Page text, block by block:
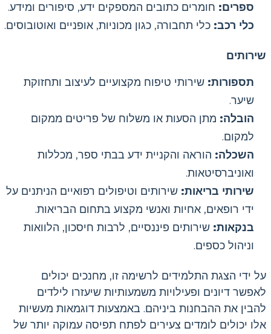
ספרים: חומרים כתובים המספקים ידע, סיפורים ומידע.
כלי רכב: כלי תחבורה, כגון מכוניות, אופניים ואוטובוסים.
שירותים
תספורות: שירותי טיפוח מקצועיים לעיצוב ותחזוקת
שיער.
הובלה: מתן הסעות או משלוח של פריטים ממקום
למקום.
השכלה: הוראה והקניית ידע בבתי ספר, מכללות
ואוניברסיטאות.
שירותי בריאות: שירותים וטיפולים רפואיים הניתנים על
ידי רופאים, אחיות ואנשי מקצוע בתחום הבריאות.
בנקאות: שירותים פיננסיים, לרבות חיסכון, הלוואות
וניהול כספים.
על ידי הצגת התלמידים לרשימה זו, מחנכים יכולים
לאפשר דיונים ופעילויות משמעותיות שיעזרו לילדים
להבין את ההבחנות ביניהם. באמצעות דוגמאות מעשיות
אלו יכולים לומדים צעירים לפתח תפיסה עמוקה יותר של